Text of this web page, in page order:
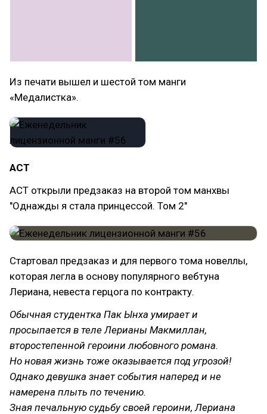
Из печати вышел и шестой том манги
«Медалистка».
АСТ
АСТ открыли предзаказ на второй том манхвы
"Однажды я стала принцессой. Том 2"
Стартовал предзаказ и для первого тома новеллы,
которая легла в основу популярного вебтуна
Лериана, невеста герцога по контракту.
Обычная студентка Пак Ынха умирает и
просыпается в теле Лерианы Макмиллан,
второстепенной героини любовного романа.
Но новая жизнь тоже оказывается под угрозой!
Однако девушка знает события наперед и не
намерена плыть по течению.
Зная печальную судьбу своей героини, Лериана